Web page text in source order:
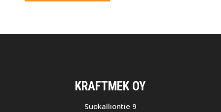
KRAFTMEK OY
Suokalliontie 9